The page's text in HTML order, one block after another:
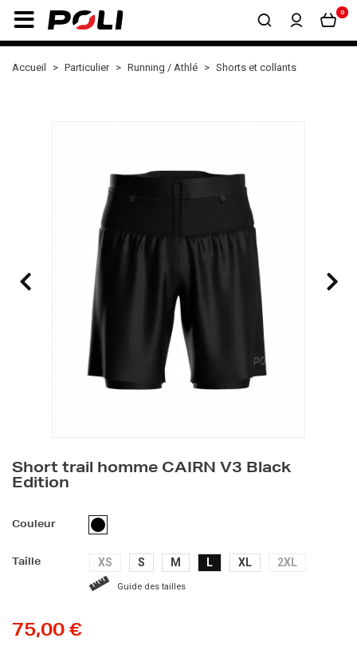
0
Accueil Particulier Running / Athlé Shorts et collants
Short trail homme CAIRN V3 Black
Edition
Couleur NOIR
Taille XS S M L XL 2XL
Guide des tailles
75,00 €